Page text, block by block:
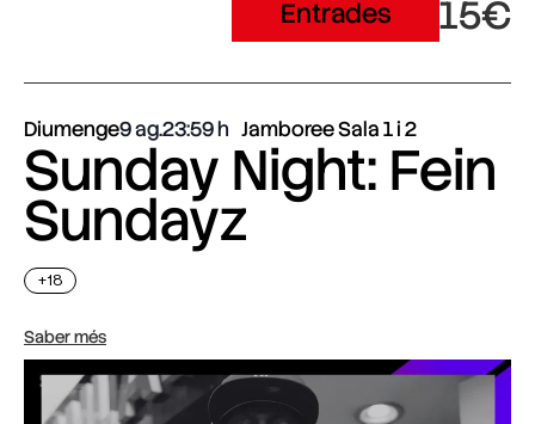
Entrades 15€
Diumenge9 ag.23:59 Jamboree Sala 1 i 2
Sunday Night: Fein
Sundayz
+18
Saber més